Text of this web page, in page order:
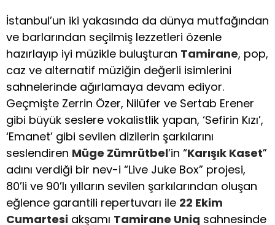
İstanbul’un iki yakasında da dünya mutfağından
ve barlarından seçilmiş lezzetleri özenle
hazırlayıp iyi müzikle buluşturan Tamirane, pop,
caz ve alternatif müziğin değerli isimlerini
sahnelerinde ağırlamaya devam ediyor.
Geçmişte Zerrin Özer, Nilüfer ve Sertab Erener
gibi büyük seslere vokalistlik yapan, ‘Sefirin Kızı’,
‘Emanet’ gibi sevilen dizilerin şarkılarını
seslendiren Müge Zümrütbel’in “Karışık Kaset”
adını verdiği bir nev-i “Live Juke Box” projesi,
80’li ve 90’lı yılların sevilen şarkılarından oluşan
eğlence garantili repertuvarı ile 22 Ekim
Cumartesi akşamı Tamirane Uniq sahnesinde